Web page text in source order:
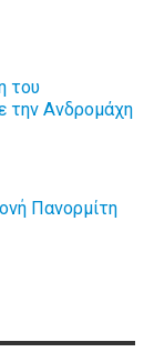
του
την Ανδρομάχη
Πανορμίτη